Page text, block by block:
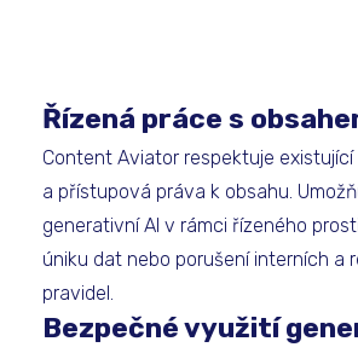
Řízená práce s
Content Aviator respektuje existující
a přístupová práva k obsahu.
generativní AI v rámci řízeného
úniku dat nebo porušení interních a
pravidel.
Bezpečné využití